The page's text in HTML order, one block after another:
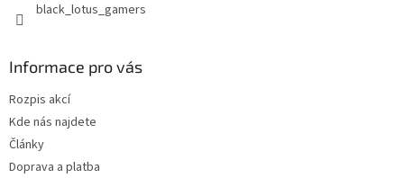
black_lotus_gamers
Informace pro vás
Rozpis akcí
Kde nás najdete
Články
Doprava a platba